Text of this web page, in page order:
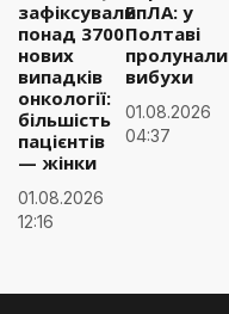
зафіксували
понад 3700
нових
випадків
онкології:
більшість
пацієнтів
— жінки
01.08.2026
12:16
БпЛА: у
Полтаві
пролунали
вибухи
01.08.2026
04:37